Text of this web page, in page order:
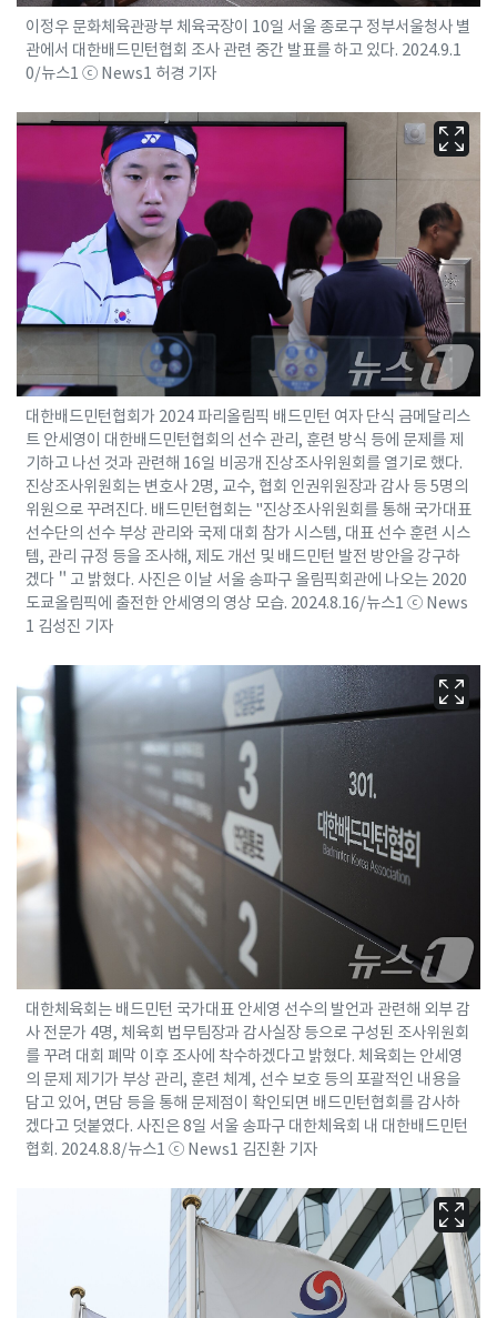
이정우 문화체육관광부 체육국장이 10일 서울 종로구 정부서울청사 별
관에서 대한배드민턴협회 조사 관련 중간 발표를 하고 있다. 2024.9.1
0/뉴스1 ⓒ News1 허경 기자
대한배드민턴협회가 2024 파리올림픽 배드민턴 여자 단식 금메달리스
트 안세영이 대한배드민턴협회의 선수 관리, 훈련 방식 등에 문제를 제
기하고 나선 것과 관련해 16일 비공개 진상조사위원회를 열기로 했다.
진상조사위원회는 변호사 2명, 교수, 협회 인권위원장과 감사 등 5명의
위원으로 꾸려진다. 배드민턴협회는 "진상조사위원회를 통해 국가대표
선수단의 선수 부상 관리와 국제 대회 참가 시스템, 대표 선수 훈련 시스
템, 관리 규정 등을 조사해, 제도 개선 및 배드민턴 발전 방안을 강구하
겠다＂고 밝혔다. 사진은 이날 서울 송파구 올림픽회관에 나오는 2020
도쿄올림픽에 출전한 안세영의 영상 모습. 2024.8.16/뉴스1 ⓒ News
1 김성진 기자
대한체육회는 배드민턴 국가대표 안세영 선수의 발언과 관련해 외부 감
사 전문가 4명, 체육회 법무팀장과 감사실장 등으로 구성된 조사위원회
를 꾸려 대회 폐막 이후 조사에 착수하겠다고 밝혔다. 체육회는 안세영
의 문제 제기가 부상 관리, 훈련 체계, 선수 보호 등의 포괄적인 내용을
담고 있어, 면담 등을 통해 문제점이 확인되면 배드민턴협회를 감사하
겠다고 덧붙였다. 사진은 8일 서울 송파구 대한체육회 내 대한배드민턴
협회. 2024.8.8/뉴스1 ⓒ News1 김진환 기자